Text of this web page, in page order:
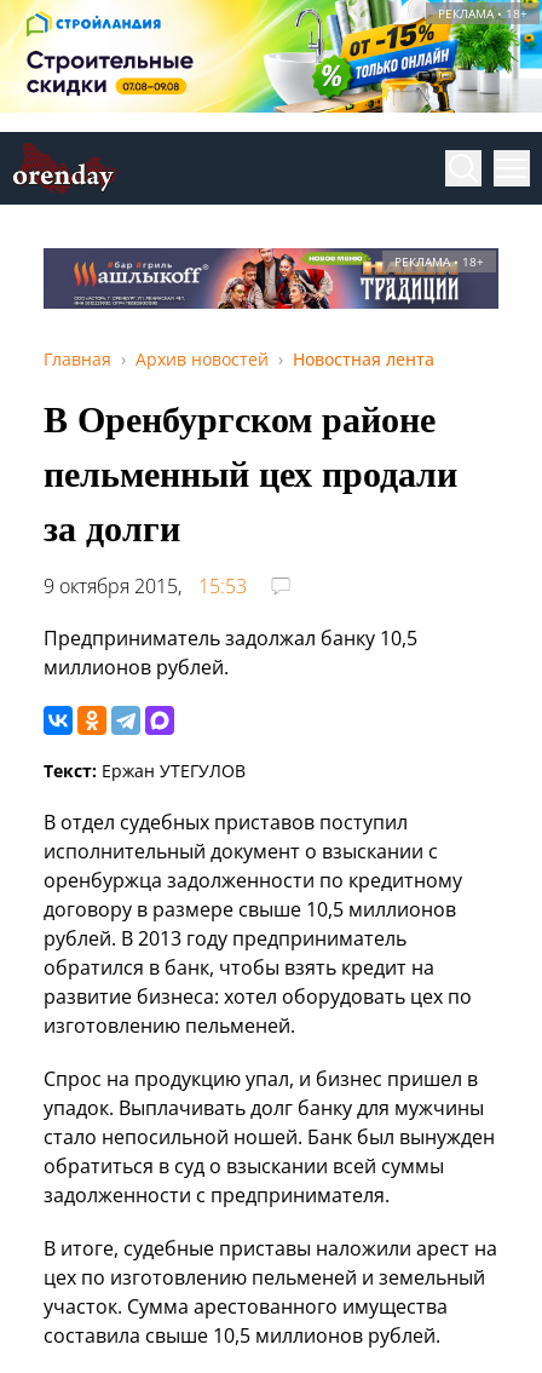
РЕКЛАМА • 18+
РЕКЛАМА • 18+
Главная Архив новостей Новостная лента
В Оренбургском районе
пельменный цех продали
за долги
9 октября 2015,
15:53
Предприниматель задолжал банку 10,5
миллионов рублей.
Текст: Ержан УТЕГУЛОВ
В отдел судебных приставов поступил
исполнительный документ о взыскании с
оренбуржца задолженности по кредитному
договору в размере свыше 10,5 миллионов
рублей. В 2013 году предприниматель
обратился в банк, чтобы взять кредит на
развитие бизнеса: хотел оборудовать цех по
изготовлению пельменей.
Спрос на продукцию упал, и бизнес пришел в
упадок. Выплачивать долг банку для мужчины
стало непосильной ношей. Банк был вынужден
обратиться в суд о взыскании всей суммы
задолженности с предпринимателя.
В итоге, судебные приставы наложили арест на
цех по изготовлению пельменей и земельный
участок. Сумма арестованного имущества
составила свыше 10,5 миллионов рублей.